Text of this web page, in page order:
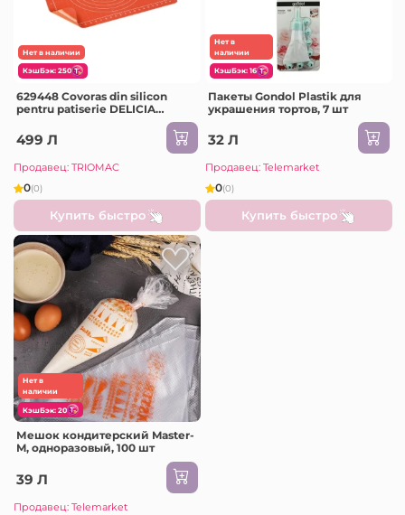
Нет в наличии
КэшБэк: 250
629448 Covoras din silicon
pentru patiserie DELICIA
499 Л
Продавец: TRIOMAC
0(0)
Купить быстро
Нет в
наличии
КэшБэк: 16
Пакеты Gondol Plastik для
украшения тортов, 7 шт
32 Л
Продавец: Telemarket
0(0)
Купить быстро
Нет в
наличии
КэшБэк: 20
Мешок кондитерский Master-
M, одноразовый, 100 шт
39 Л
Продавец: Telemarket